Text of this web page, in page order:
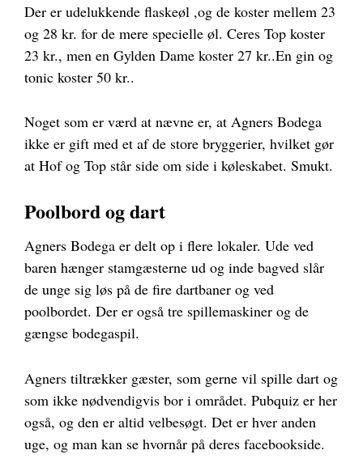
Der er udelukkende flaskeøl ,og de koster mellem 23
og 28 kr. for de mere specielle øl. Ceres Top koster
23 kr., men en Gylden Dame koster 27 kr..En gin og
tonic koster 50 kr..
Noget som er værd at nævne er, at Agners Bodega
ikke er gift med et af de store bryggerier, hvilket gør
at Hof og Top står side om side i køleskabet. Smukt.
Poolbord og dart
Agners Bodega er delt op i flere lokaler. Ude ved
baren hænger stamgæsterne ud og inde bagved slår
de unge sig løs på de fire dartbaner og ved
poolbordet. Der er også tre spillemaskiner og de
gængse bodegaspil.
Agners tiltrækker gæster, som gerne vil spille dart og
som ikke nødvendigvis bor i området. Pubquiz er her
også, og den er altid velbesøgt. Det er hver anden
uge, og man kan se hvornår på deres facebookside.